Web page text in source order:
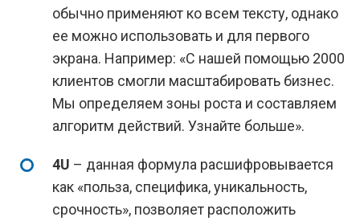
обычно применяют ко всем тексту, однако
ее можно использовать и для первого
экрана. Например: «С нашей помощью 2000
клиентов смогли масштабировать бизнес.
Мы определяем зоны роста и составляем
алгоритм действий. Узнайте больше».
4U – данная формула расшифровывается
как «польза, специфика, уникальность,
срочность», позволяет расположить